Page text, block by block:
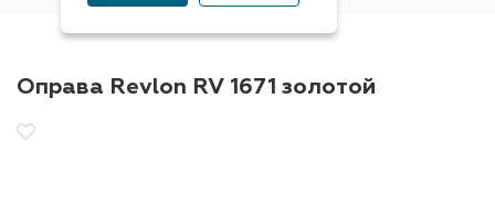
Оправа Revlon RV 1671 золотой